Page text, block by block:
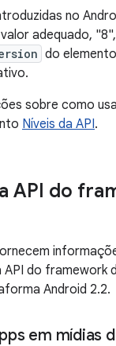
no
adequado,
do elemento
sobre como
Níveis da API.
API do
API do framework
Android 2.2.
em mídias